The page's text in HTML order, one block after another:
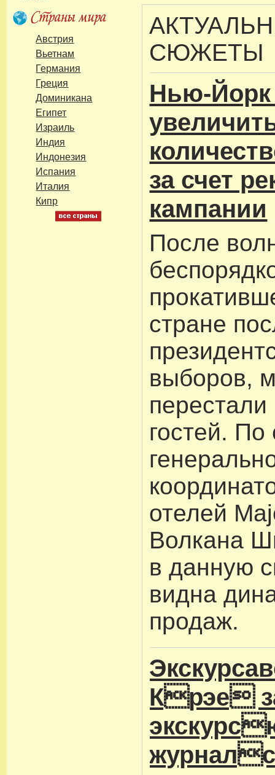
Австрия
Вьетнам
Германия
Греция
Доминикана
Египет
Израиль
Индия
Индонезия
Испания
Италия
Кипр
СЮЖЕТЫ
Нью-Йорк
за счет
кампании
После
стране
выборов,
гостей.
отелей
Волкана
в данную
видна
продаж.
Крэе